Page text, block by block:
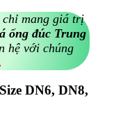
chỉ mang giá trị
ống đúc Trung
hệ với chúng
DN6, DN8,